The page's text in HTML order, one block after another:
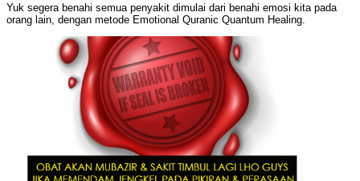
Yuk segera benahi semua penyakit dimulai dari benahi emosi kita pada
orang lain, dengan metode Emotional Quranic Quantum Healing.